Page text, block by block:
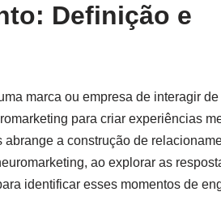
Definição e
marca ou empresa de interagir de
para criar experiências
a construção de
ao explorar as
identificar esses momentos de